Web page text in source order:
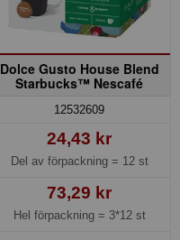
Dolce Gusto House Blend
Starbucks™ Nescafé
12532609
24,43 kr
Del av förpackning = 12 st
73,29 kr
Hel förpackning = 3*12 st